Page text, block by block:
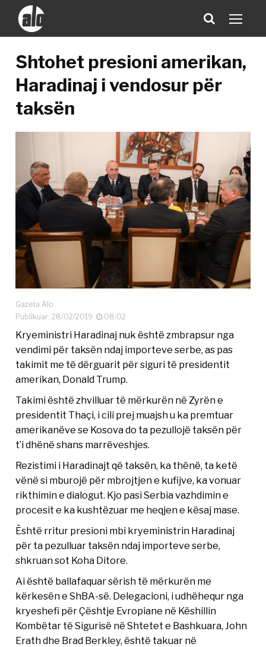
Shtohet presioni amerikan,
Haradinaj i vendosur për
taksën
Gazeta Alo
Publikuar: 28/02/2019
08:02
Kryeministri Haradinaj nuk është zmbrapsur nga
vendimi për taksën ndaj importeve serbe, as pas
takimit me të dërguarit për siguri të presidentit
amerikan, Donald Trump.
Takimi është zhvilluar të mërkurën në Zyrën e
presidentit Thaçi, i cili prej muajsh u ka premtuar
amerikanëve se Kosova do ta pezullojë taksën për
t’i dhënë shans marrëveshjes.
Rezistimi i Haradinajt që taksën, ka thënë, ta ketë
vënë si mburojë për mbrojtjen e kufijve, ka vonuar
rikthimin e dialogut. Kjo pasi Serbia vazhdimin e
procesit e ka kushtëzuar me heqjen e kësaj mase.
Është rritur presioni mbi kryeministrin Haradinaj
për ta pezulluar taksën ndaj importeve serbe,
shkruan sot Koha Ditore.
Ai është ballafaquar sërish të mërkurën me
kërkesën e ShBA-së. Delegacioni, i udhëhequr nga
kryeshefi për Çështje Evropiane në Këshillin
Kombëtar të Sigurisë në Shtetet e Bashkuara, John
Erath dhe Brad Berkley, është takuar në